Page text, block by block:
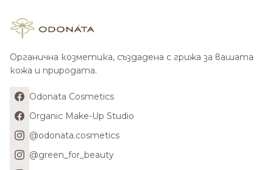
Органична козметика, създадена с грижа за вашата
кожа и природата.
Odonata Cosmetics
Organic Make-Up Studio
@odonata.cosmetics
@green_for_beauty